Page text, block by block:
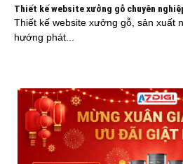
Thiết kế website xưởng gỗ chuyên
Thiết kế website xưởng gỗ, sản xuất
hướng phát...